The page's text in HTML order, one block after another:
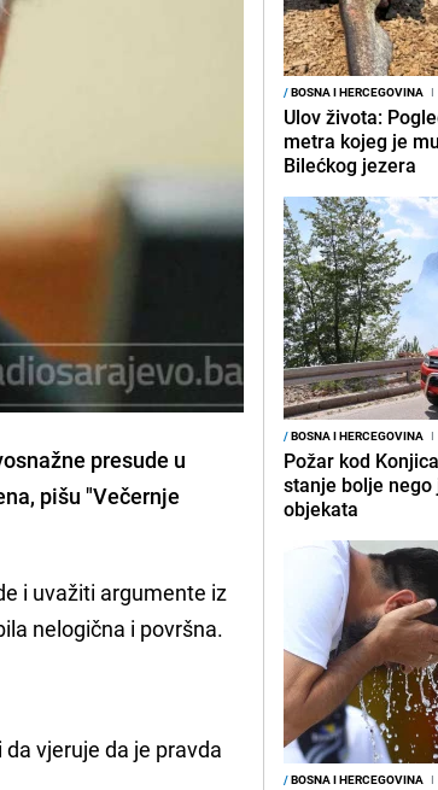
presude u
pišu "Večernje
i uvažiti argumente iz
nelogična i površna.
vjeruje da je pravda
/BOSNA I HERCEGOVINA I
Ulov života:
metra kojeg je
Bilećkog jezera
/BOSNA I HERCEGOVINA I
Požar kod
stanje bolje
objekata
/BOSNA I HERCEGOVINA I